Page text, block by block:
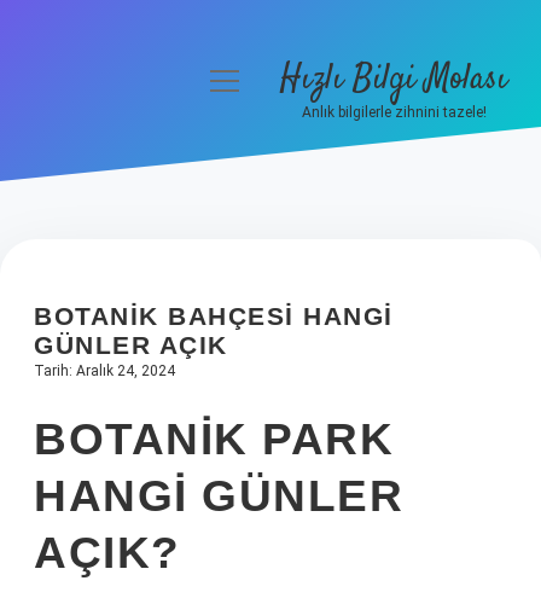
Hakkımızda
menüyüHızlı Bilgi Molası
Anlık bilgilerle zihnini tazele!
BOTANIK BAHÇESI HANGI
GÜNLER AÇIK
Tarih: Aralık 24, 2024
BOTANIK PARK
HANGI GÜNLER
AÇIK?